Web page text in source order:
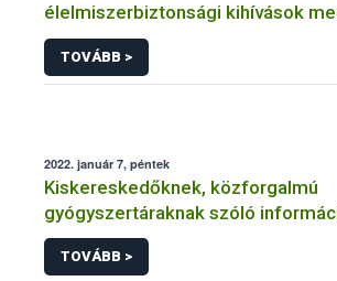
élelmiszerbiztonsági kihívások
TOVÁBB >
2022. január 7, péntek
Kiskereskedőknek, közforgalmú
gyógyszertáraknak szóló
TOVÁBB >